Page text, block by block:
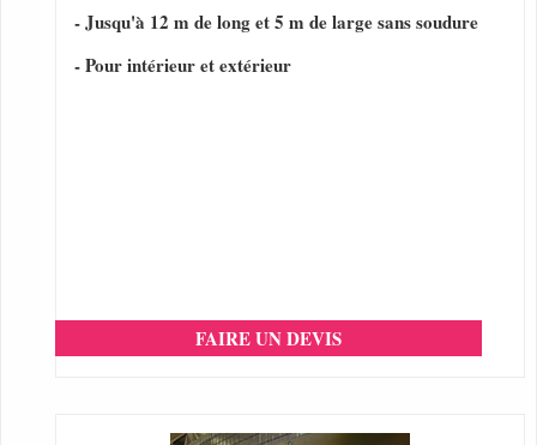
- Jusqu'à 12 m de long et 5 m de large sans soudure
- Pour intérieur et extérieur
FAIRE UN DEVIS